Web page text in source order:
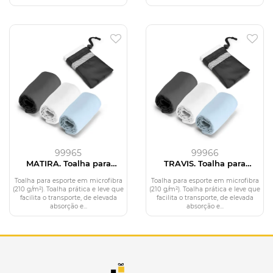
99965
MATIRA. Toalha para
(210 g/m²)
Toalha para esporte em microfibra
(210 g/m²). Toalha prática e leve que
facilita o transporte, de elevada
absorção e...
99966
TRAVIS. Toalha para
(210 g/m²)
Toalha para esporte em microfibra
(210 g/m²). Toalha prática e leve que
facilita o transporte, de elevada
absorção e...